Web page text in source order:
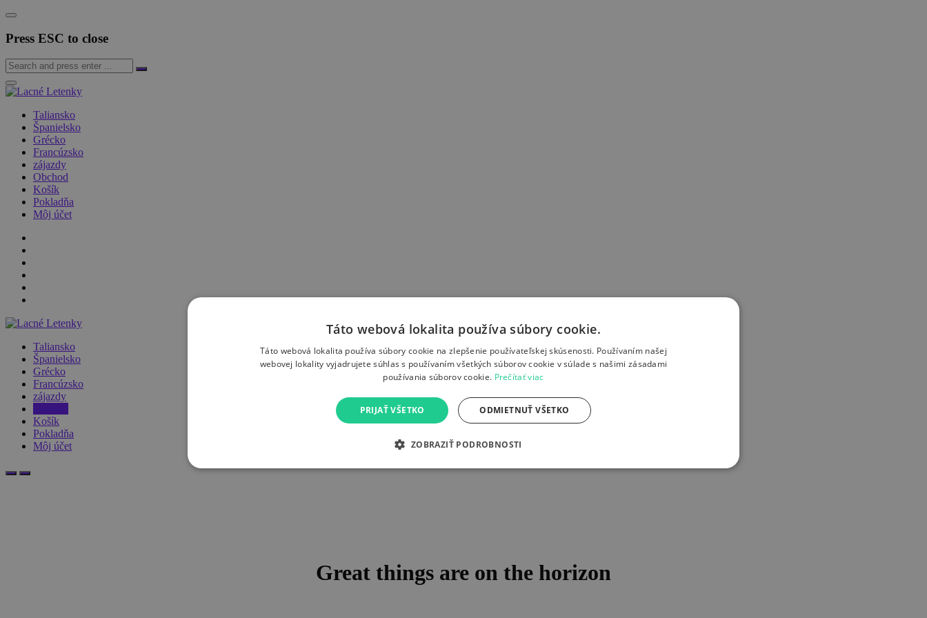
Press ESC to close
Taliansko
Španielsko
Grécko
Francúzsko
zájazdy
Obchod
Košík
Pokladňa
Môj účet
Taliansko
Španielsko
Grécko
Francúzsko
zájazdy
Košík
Pokladňa
Môj účet
Great things are on the horizon
Táto webová lokalita používa súbory cookie.
Táto webová lokalita používa súbory cookie na zlepšenie používateľskej skúsenosti. Používaním našej
webovej lokality vyjadrujete súhlas s používaním všetkých súborov cookie v súlade s našimi zásadami
používania súborov cookie. Prečítať viac
PRIJAŤ VŠETKO ODMIETNUŤ VŠETKO
ZOBRAZIŤ PODROBNOSTI